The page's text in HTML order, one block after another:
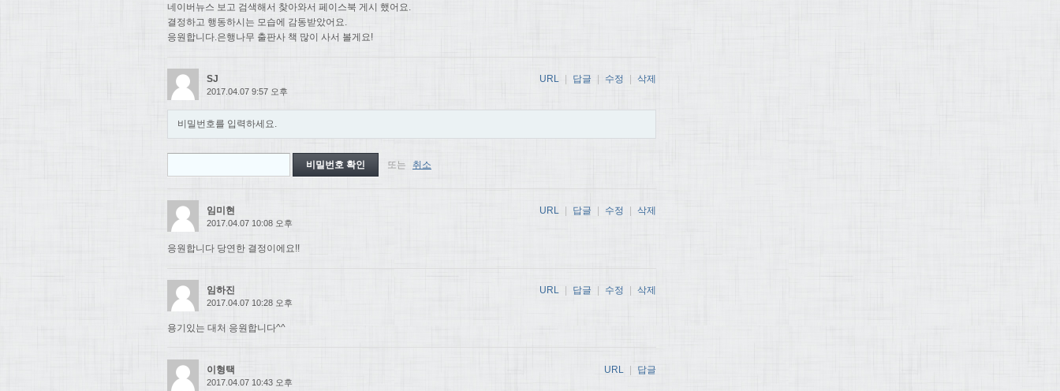
네이버뉴스 보고 검색해서 찾아와서 페이스북 게시 했어요.
결정하고 행동하시는 모습에 감동받았어요.
응원합니다.은행나무 출판사 책 많이 사서 볼게요!
SJ
2017.04.07 9:57 오후
비밀번호를 입력하세요.
또는 취소
URL 답글 수정 삭제
임미현
2017.04.07 10:08 오후
응원합니다 당연한 결정이에요!!
URL 답글 수정 삭제
임하진
2017.04.07 10:28 오후
용기있는 대처 응원합니다^^
URL 답글 수정 삭제
이형택
2017.04.07 10:43 오후
URL | 답글